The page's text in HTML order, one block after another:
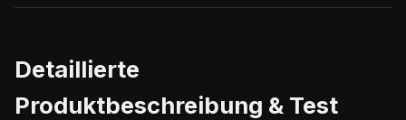
Detaillierte
Produktbeschreibung & Test